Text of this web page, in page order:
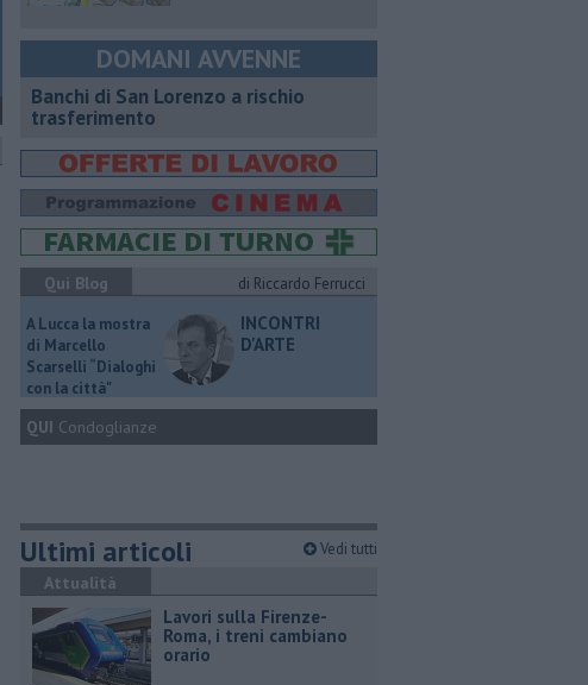
DOMANI AVVENNE
Banchi di San Lorenzo a rischio
trasferimento
Qui Blog
di Riccardo Ferrucci
A Lucca la mostra
di Marcello
Scarselli “Dialoghi
con la città"
INCONTRI
D'ARTE
QUI Condoglianze
Ultimi articoli Vedi tutti
Attualità
Lavori sulla Firenze-
Roma, i treni cambiano
orario